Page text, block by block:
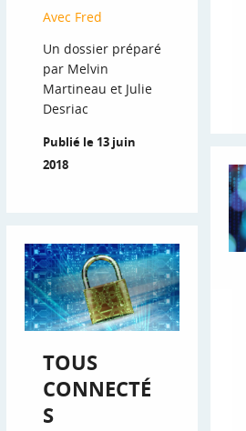
Avec Fred
Un dossier préparé
par Melvin
Martineau et Julie
Desriac
Publié le 13 juin
2018
TOUS
CONNECTÉ
S